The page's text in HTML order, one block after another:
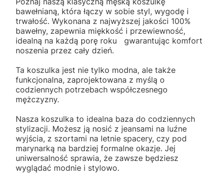
bawełnianą, która łączy w sobie styl, wygodę i
trwałość. Wykonana z najwyższej jakości 100%
bawełny, zapewnia miękkość i przewiewność,
idealną na każdą porę roku gwarantując komfort
noszenia przez cały dzień.
Ta koszulka jest nie tylko modna, ale także
funkcjonalna, zaprojektowana z myślą o
codziennych potrzebach współczesnego
mężczyzny.
Nasza koszulka to idealna baza do codziennych
stylizacji. Możesz ją nosić z jeansami na luźne
wyjścia, z szortami na letnie spacery, czy pod
marynarką na bardziej formalne okazje. Jej
uniwersalność sprawia, że zawsze będziesz
wyglądać modnie i stylowo.